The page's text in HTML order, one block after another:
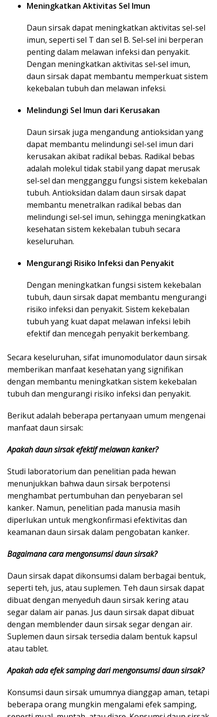
Meningkatkan Aktivitas Sel Imun
Daun sirsak dapat meningkatkan aktivitas sel-sel
imun, seperti sel T dan sel B. Sel-sel ini berperan
penting dalam melawan infeksi dan penyakit.
Dengan meningkatkan aktivitas sel-sel imun,
daun sirsak dapat membantu memperkuat sistem
kekebalan tubuh dan melawan infeksi.
Melindungi Sel Imun dari Kerusakan
Daun sirsak juga mengandung antioksidan yang
dapat membantu melindungi sel-sel imun dari
kerusakan akibat radikal bebas. Radikal bebas
adalah molekul tidak stabil yang dapat merusak
sel-sel dan mengganggu fungsi sistem kekebalan
tubuh. Antioksidan dalam daun sirsak dapat
membantu menetralkan radikal bebas dan
melindungi sel-sel imun, sehingga meningkatkan
kesehatan sistem kekebalan tubuh secara
keseluruhan.
Mengurangi Risiko Infeksi dan Penyakit
Dengan meningkatkan fungsi sistem kekebalan
tubuh, daun sirsak dapat membantu mengurangi
risiko infeksi dan penyakit. Sistem kekebalan
tubuh yang kuat dapat melawan infeksi lebih
efektif dan mencegah penyakit berkembang.
Secara keseluruhan, sifat imunomodulator daun sirsak
memberikan manfaat kesehatan yang signifikan
dengan membantu meningkatkan sistem kekebalan
tubuh dan mengurangi risiko infeksi dan penyakit.
Berikut adalah beberapa pertanyaan umum mengenai
manfaat daun sirsak:
Apakah daun sirsak efektif melawan kanker?
Studi laboratorium dan penelitian pada hewan
menunjukkan bahwa daun sirsak berpotensi
menghambat pertumbuhan dan penyebaran sel
kanker. Namun, penelitian pada manusia masih
diperlukan untuk mengkonfirmasi efektivitas dan
keamanan daun sirsak dalam pengobatan kanker.
Bagaimana cara mengonsumsi daun sirsak?
Daun sirsak dapat dikonsumsi dalam berbagai bentuk,
seperti teh, jus, atau suplemen. Teh daun sirsak dapat
dibuat dengan menyeduh daun sirsak kering atau
segar dalam air panas. Jus daun sirsak dapat dibuat
dengan memblender daun sirsak segar dengan air.
Suplemen daun sirsak tersedia dalam bentuk kapsul
atau tablet.
Apakah ada efek samping dari mengonsumsi daun sirsak?
Konsumsi daun sirsak umumnya dianggap aman, tetapi
beberapa orang mungkin mengalami efek samping,